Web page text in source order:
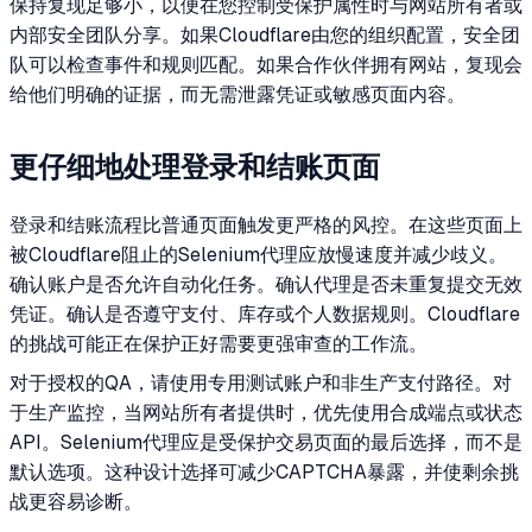
保持复现足够小，以便在您控制受保护属性时与网站所有者或
内部安全团队分享。如果Cloudflare由您的组织配置，安全团
队可以检查事件和规则匹配。如果合作伙伴拥有网站，复现会
给他们明确的证据，而无需泄露凭证或敏感页面内容。
更仔细地处理登录和结账页面
登录和结账流程比普通页面触发更严格的风控。在这些页面上
被Cloudflare阻止的Selenium代理应放慢速度并减少歧义。
确认账户是否允许自动化任务。确认代理是否未重复提交无效
凭证。确认是否遵守支付、库存或个人数据规则。Cloudflare
的挑战可能正在保护正好需要更强审查的工作流。
对于授权的QA，请使用专用测试账户和非生产支付路径。对
于生产监控，当网站所有者提供时，优先使用合成端点或状态
API。Selenium代理应是受保护交易页面的最后选择，而不是
默认选项。这种设计选择可减少CAPTCHA暴露，并使剩余挑
战更容易诊断。